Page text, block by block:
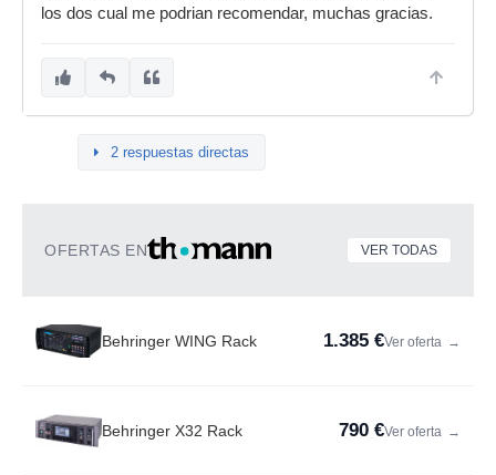
los dos cual me podrian recomendar, muchas gracias.
2 respuestas directas
OFERTAS EN VER TODAS
Behringer WING Rack 1.385 €Ver oferta →
Behringer X32 Rack 790 €Ver oferta →